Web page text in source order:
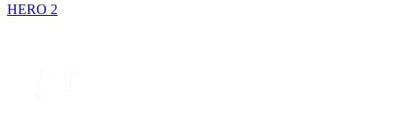
HERO 2